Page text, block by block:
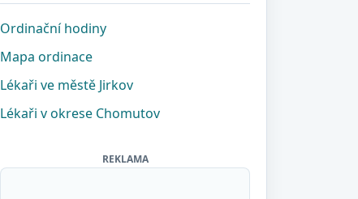
Ordinační hodiny
Mapa ordinace
Lékaři ve městě Jirkov
Lékaři v okrese Chomutov
REKLAMA